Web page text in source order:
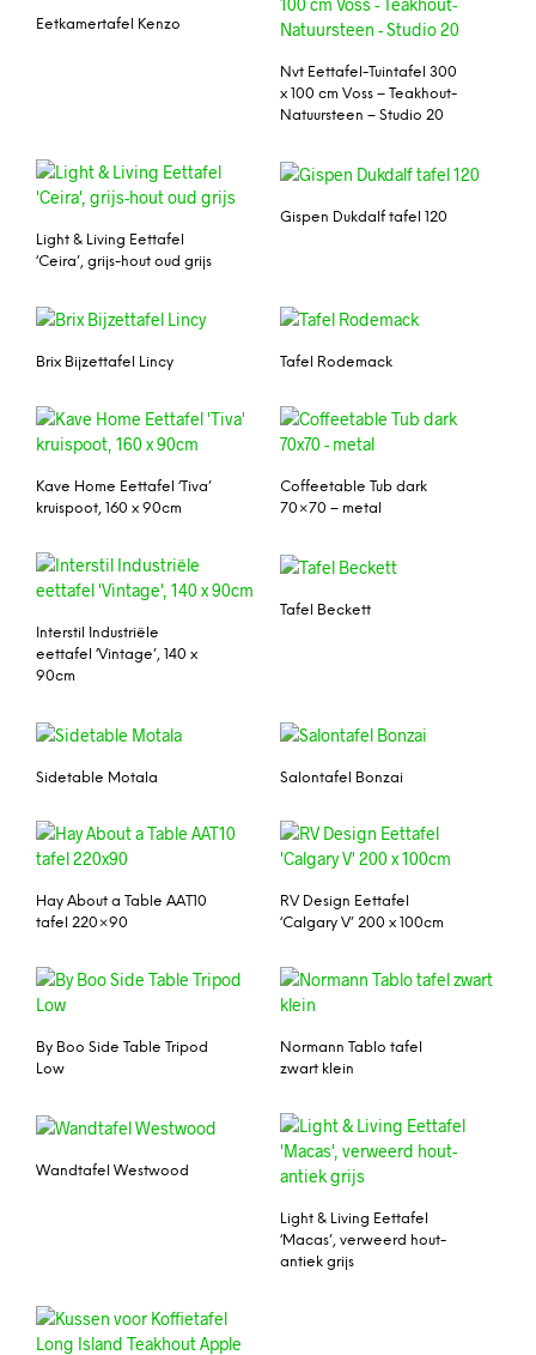
Eetkamertafel Kenzo
Nvt Eettafel-Tuintafel 300
x 100 cm Voss – Teakhout-
Natuursteen – Studio 20
Light & Living Eettafel
‘Ceira’, grijs-hout oud grijs
Gispen Dukdalf tafel 120
Brix Bijzettafel Lincy Tafel Rodemack
Kave Home Eettafel ‘Tiva’
kruispoot, 160 x 90cm
Coffeetable Tub dark
70×70 – metal
Interstil Industriële
eettafel ‘Vintage’, 140 x
90cm
Tafel Beckett
Sidetable Motala Salontafel Bonzai
Hay About a Table AAT10
tafel 220×90
RV Design Eettafel
‘Calgary V’ 200 x 100cm
By Boo Side Table Tripod
Low
Normann Tablo tafel
zwart klein
Wandtafel Westwood
Light & Living Eettafel
‘Macas’, verweerd hout-
antiek grijs